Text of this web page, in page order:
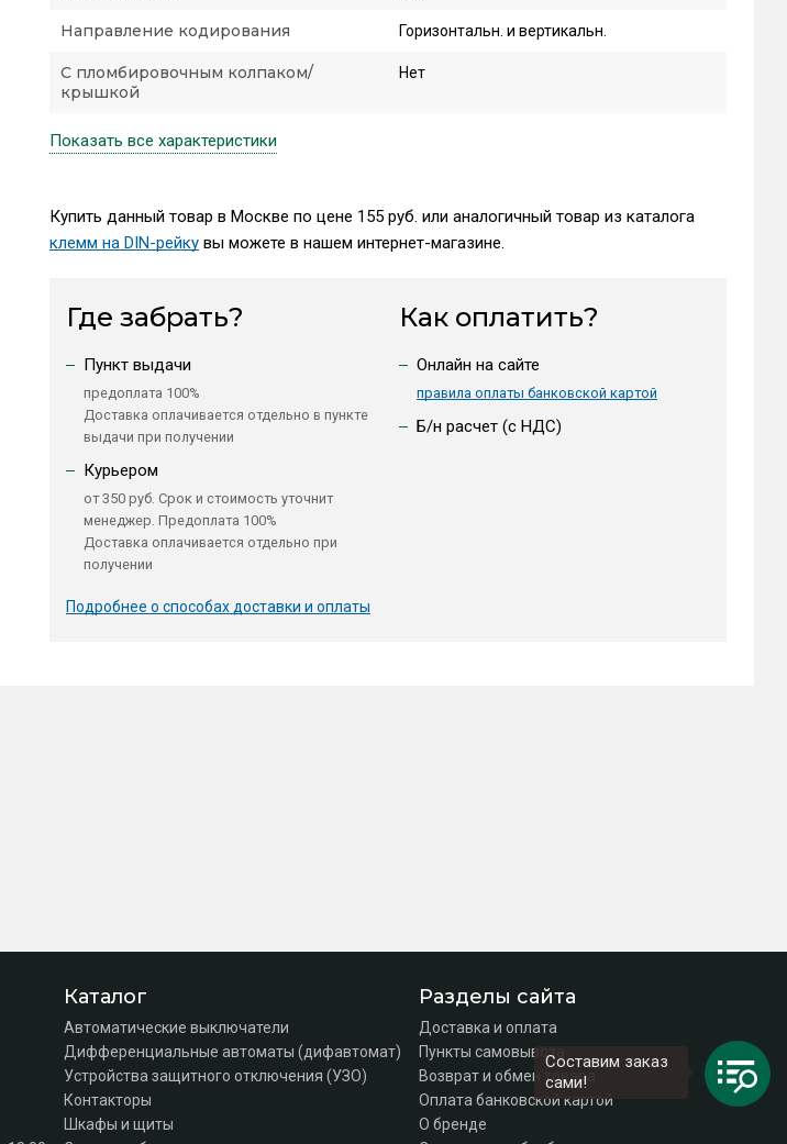
Направление кодирования Горизонтальн. и вертикальн.
С пломбировочным колпаком/
крышкой
Нет
Показать все характеристики
Купить данный товар в Москве по цене 155 руб. или аналогичный товар из каталога
клемм на DIN-рейкувы можете в нашем интернет-магазине.
Где забрать?
Пункт выдачи
предоплата 100%
Доставка оплачивается отдельно в пункте
выдачи при получении
Курьером
от 350 руб. Срок и стоимость уточнит
менеджер. Предоплата 100%
Доставка оплачивается отдельно при
получении
Подробнее о способах доставки и оплаты
Как оплатить?
Онлайн на сайте
правила оплаты банковской картой
Б/н расчет (c НДС)
Каталог
Автоматические выключатели
Дифференциальные автоматы (дифавтомат)
Устройства защитного отключения (УЗО)
Контакторы
Шкафы и щиты
Разделы сайта
Доставка и оплата
Пункты самовывоза
Возврат и обмен товара
Оплата банковской картой
О бренде
Составим заказ
сами!